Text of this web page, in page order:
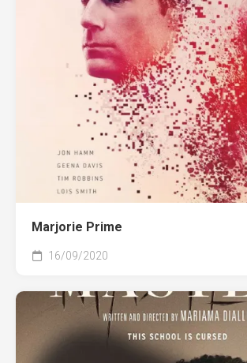
Marjorie Prime
16/09/2020